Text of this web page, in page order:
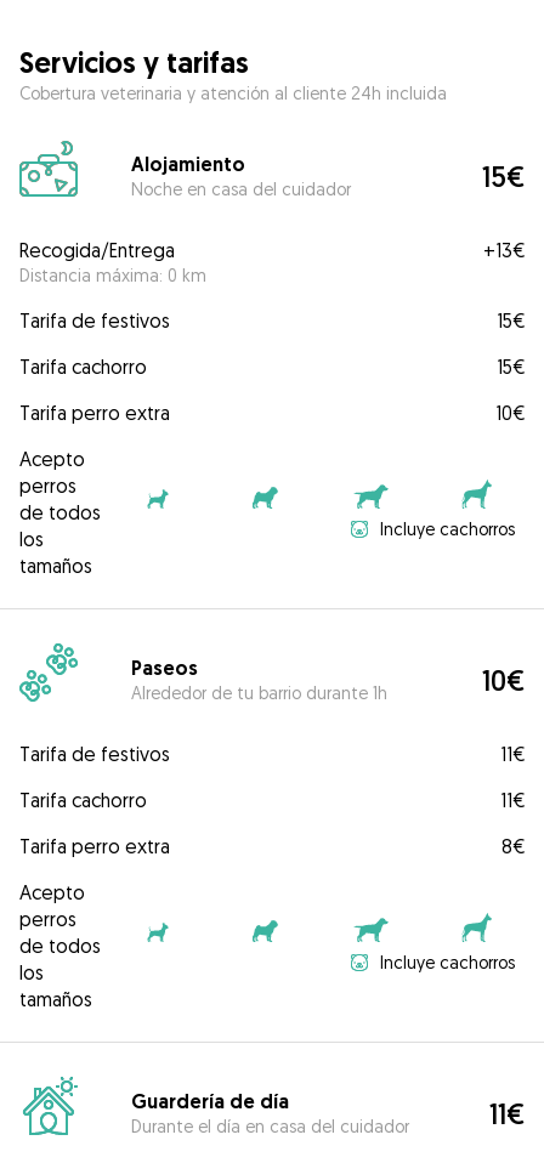
Servicios y tarifas
Cobertura veterinaria y atención al cliente 24h incluida
Alojamiento
Noche en casa del cuidador 15€
Recogida/Entrega
Distancia máxima: 0 km
+13€
Tarifa de festivos
15€
Tarifa cachorro
15€
Tarifa perro extra
10€
Acepto
perros
de todos
los
tamaños
Incluye cachorros
Paseos
Alrededor de tu barrio durante 1h 10€
Tarifa de festivos
11€
Tarifa cachorro
11€
Tarifa perro extra
8€
Acepto
perros
de todos
los
tamaños
Incluye cachorros
Guardería de día
Durante el día en casa del cuidador 11€